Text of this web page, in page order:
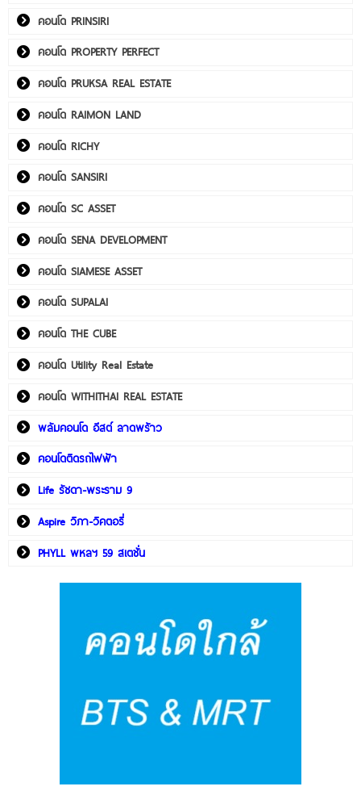
คอนโด PRINSIRI
คอนโด PROPERTY PERFECT
คอนโด PRUKSA REAL ESTATE
คอนโด RAIMON LAND
คอนโด RICHY
คอนโด SANSIRI
คอนโด SC ASSET
คอนโด SENA DEVELOPMENT
คอนโด SIAMESE ASSET
คอนโด SUPALAI
คอนโด THE CUBE
คอนโด Utility Real Estate
คอนโด WITHITHAI REAL ESTATE
พลัมคอนโด อีสต์ ลาดพร้าว
คอนโดติดรถไฟฟ้า
Life รัชดา-พระราม 9
Aspire วิภา-วิคตอรี่
PHYLL พหลฯ 59 สเตชั่น